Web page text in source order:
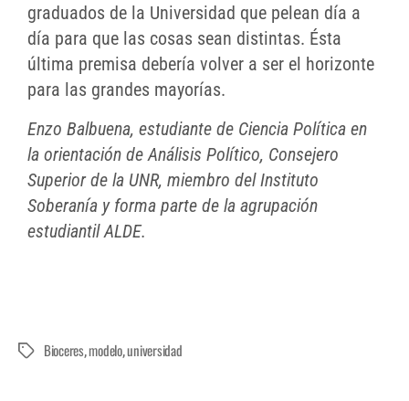
graduados de la Universidad que pelean día a
día para que las cosas sean distintas. Ésta
última premisa debería volver a ser el horizonte
para las grandes mayorías.
Enzo Balbuena, estudiante de Ciencia Política en
la orientación de Análisis Político, Consejero
Superior de la UNR, miembro del Instituto
Soberanía y forma parte de la agrupación
estudiantil ALDE.
Bioceres,modelo,universidad